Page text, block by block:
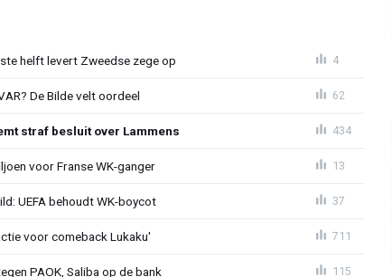
helft levert Zweedse zege op 4
De Bilde velt oordeel 62
straf besluit over Lammens 434
voor Franse WK-ganger 13
UEFA behoudt WK-boycot 37
voor comeback Lukaku' 711
PAOK, Saliba op de bank 115